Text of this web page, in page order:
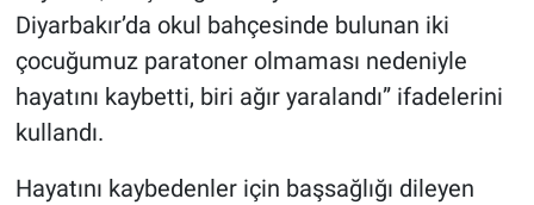
Diyarbakır’da okul bahçesinde bulunan iki
çocuğumuz paratoner olmaması nedeniyle
hayatını kaybetti, biri ağır yaralandı” ifadelerini
kullandı.
Hayatını kaybedenler için başsağlığı dileyen